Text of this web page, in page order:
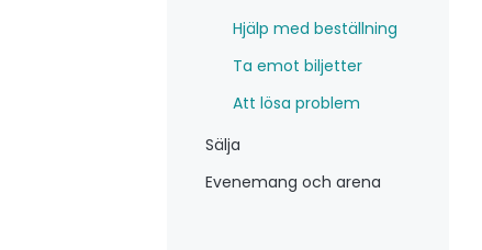
Hjälp med beställning
Ta emot biljetter
Att lösa problem
Sälja
Evenemang och arena